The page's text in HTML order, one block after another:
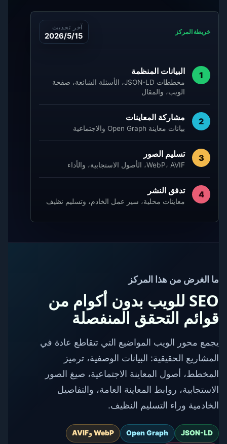
خريطة المركز
آخر تحديث
15‏‏/5‏‏/2026
1 البيانات المنظمة
مخططات JSON-LD، الأسئلة الشائعة، صفحة
الويب، والمقال
2 مشاركة المعاينات
بيانات معاينة Open Graph والاجتماعية
3 تسليم الصور
WebP، AVIF، الأصول الاستجابية، والأداء
4 تدفق النشر
معاينات محلية، سير عمل الخادم، وتسليم نظيف
ما الغرض من هذا المركز
SEO للويب بدون أكوام من
قوائم التحقق المنفصلة
يجمع محور الويب المواضيع التي تتقاطع عادة في
المشاريع الحقيقية: البيانات الوصفية، ترميز
المخطط، أصول المعاينة الاجتماعية، صيغ الصور
الاستجابية، روابط المعاينة العامة، والتفاصيل
الخادمية وراء التسليم النظيف.
JSON-LD
Open Graph WebP وAVIF